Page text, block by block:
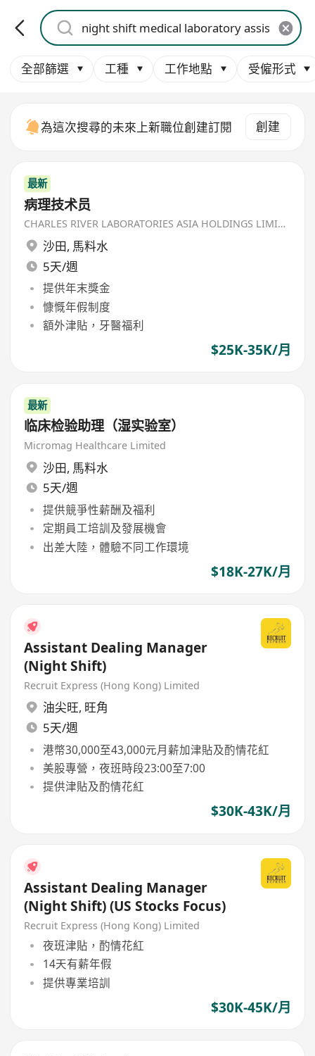
全部篩選 工種 工作地點 受僱形式
為這次搜尋的未來上新職位創建訂閱 創建
最新
病理技术员
CHARLES RIVER LABORATORIES ASIA HOLDINGS LIMITED
沙田, 馬料水
5天/週
提供年末獎金
慷慨年假制度
額外津貼，牙醫福利
$25K-35K/月
最新
临床检验助理（湿实验室）
Micromag Healthcare Limited
沙田, 馬料水
5天/週
提供競爭性薪酬及福利
定期員工培訓及發展機會
出差大陸，體驗不同工作環境
$18K-27K/月
Assistant Dealing Manager
(Night Shift)
Recruit Express (Hong Kong) Limited
油尖旺, 旺角
5天/週
港幣30,000至43,000元月薪加津貼及酌情花紅
美股專營，夜班時段23:00至7:00
提供津貼及酌情花紅
$30K-43K/月
Assistant Dealing Manager
(Night Shift) (US Stocks Focus)
Recruit Express (Hong Kong) Limited
夜班津貼，酌情花紅
14天有薪年假
提供專業培訓
$30K-45K/月